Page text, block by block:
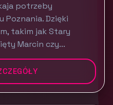
potrzeby
Poznania. Dzięki
takim jak Stary
Marcin czy...